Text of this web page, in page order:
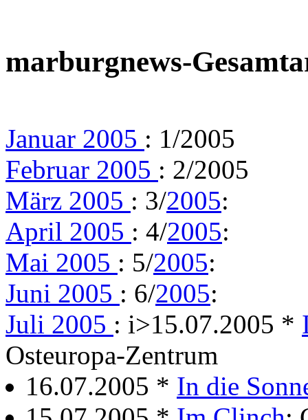
marburgnews-
Januar 2005 : 1/2005
Februar 2005 : 2/2005
März 2005 : 3/2005:
April 2005 : 4/2005:
Mai 2005 : 5/2005:
Juni 2005 : 6/2005:
Juli 2005 : i>15.07.2005 *
Osteuropa-Zentrum
16.07.2005 * In die